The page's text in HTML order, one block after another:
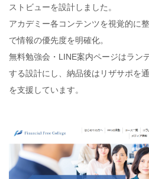
ストビューを設計しました。
アカデミー各コンテンツを視覚的に
で情報の優先度を明確化。
無料勉強会・LINE案内ページはラン
する設計にし、納品後はリザサポを
を支援しています。